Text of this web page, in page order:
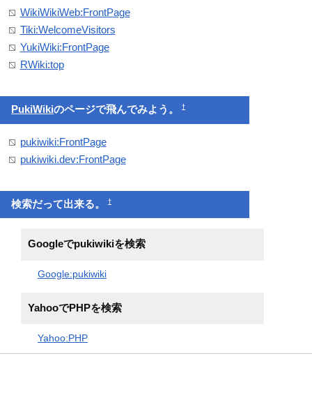
WikiWikiWeb:FrontPage
Tiki:WelcomeVisitors
YukiWiki:FrontPage
RWiki:top
PukiWikiのページで飛んでみよう。†
pukiwiki:FrontPage
pukiwiki.dev:FrontPage
検索だって出来る。†
Googleでpukiwikiを検索
Google:pukiwiki
YahooでPHPを検索
Yahoo:PHP